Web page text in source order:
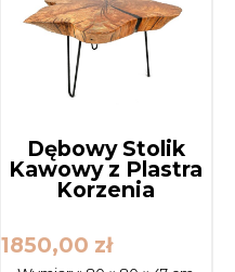
Dębowy Stolik
Kawowy z Plastra
Korzenia
1850,00 zł